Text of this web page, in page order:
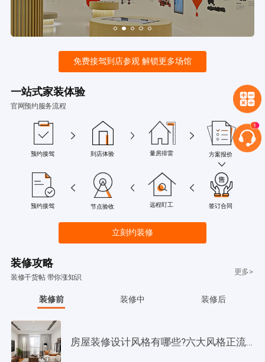
免费接驾到店参观 解锁更多场馆
一站式家装体验
官网预约服务流程
预约接驾 到店体验 量房排雷 方案报价
预约接驾 节点验收 远程盯工 签订合同
立刻约装修
装修攻略
装修干货帖 带你涨知识
更多>
装修前 装修中 装修后
房屋装修设计风格有哪些?六大风格正流行!